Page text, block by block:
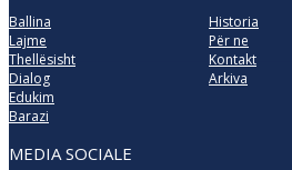
Ballina
Lajme
Thellësisht
Dialog
Edukim
Barazi
Historia
Për ne
Kontakt
Arkiva
MEDIA SOCIALE